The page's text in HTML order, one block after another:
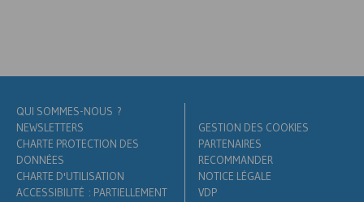
QUI SOMMES-NOUS ?
NEWSLETTERS
CHARTE PROTECTION DES
DONNÉES
CHARTE D'UTILISATION
ACCESSIBILITÉ : PARTIELLEMENT
GESTION DES COOKIES
PARTENAIRES
RECOMMANDER
NOTICE LÉGALE
VDP